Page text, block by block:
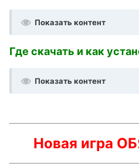
Показать контент
Где скачать и как
Показать контент
Новая игра